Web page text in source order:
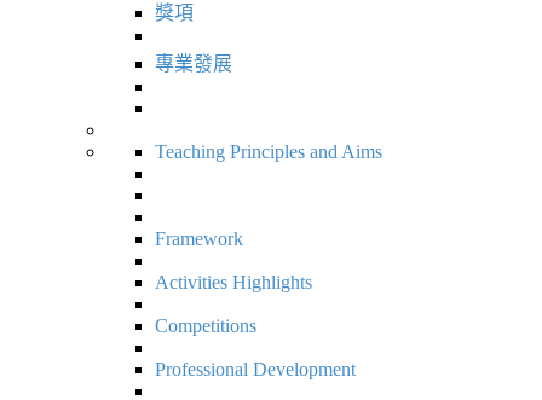
獎項
專業發展
Teaching Principles and Aims
Framework
Activities Highlights
Competitions
Professional Development